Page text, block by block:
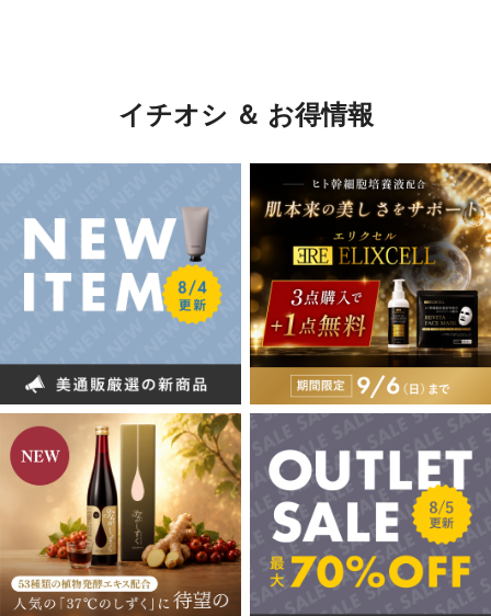
イチオシ ＆ お得情報